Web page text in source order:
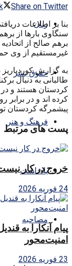
زنان
حقوق بشر
فرهنگ و هنر
یادداشت
مصاحبه
Share on Twitter
بنا بر اطلاعات
سنگاوی بارها از
برهم صالح از
غیرمستقیم از وی
به گزارش کوردپاریز
طالبانی به دنبال
کردستان هستند و در
پیشمرگه کردستان
پست های مرتبط
خروج در کار
24 فوریه 2026
پیام آنکارا به
امنیت‌محور
23 فوریه 2026